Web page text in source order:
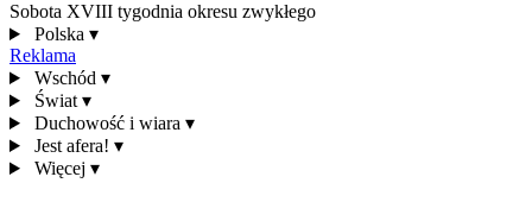
Sobota XVIII tygodnia okresu zwykłego
Polska ▾
Reklama
Wschód ▾
Świat ▾
Duchowość i wiara ▾
Jest afera! ▾
Więcej ▾